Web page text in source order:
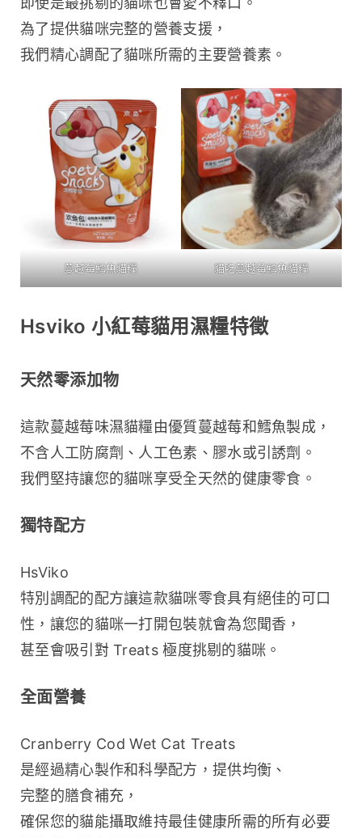
為了提供貓咪完整的營養支援，
我們精心調配了貓咪所需的主要營養素。
蔓越莓鱈魚貓糧 貓吃蔓越莓鱈魚貓糧
Hsviko 小紅莓貓用濕糧特徵
天然零添加物
這款蔓越莓味濕貓糧由優質蔓越莓和鱈魚製成，
不含人工防腐劑、人工色素、膠水或引誘劑。
我們堅持讓您的貓咪享受全天然的健康零食。
獨特配方
HsViko
特別調配的配方讓這款貓咪零食具有絕佳的可口
性，讓您的貓咪一打開包裝就會為您聞香，
甚至會吸引對 Treats 極度挑剔的貓咪。
全面營養
Cranberry Cod Wet Cat Treats
是經過精心製作和科學配方，提供均衡、
完整的膳食補充，
確保您的貓能攝取維持最佳健康所需的所有必要